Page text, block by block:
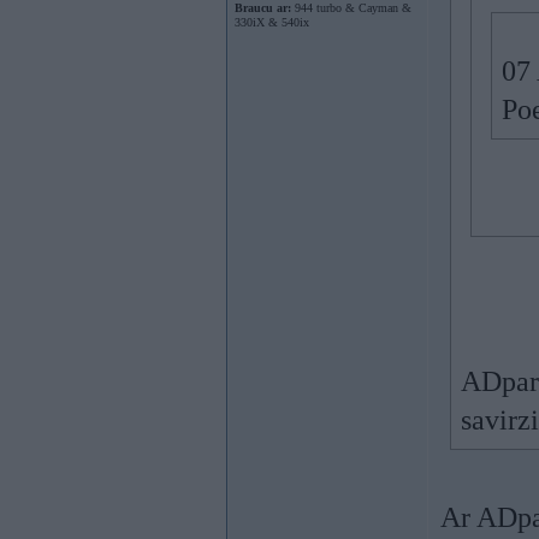
Braucu ar: 944 turbo & Cayman &
330iX & 540ix
07
Ar